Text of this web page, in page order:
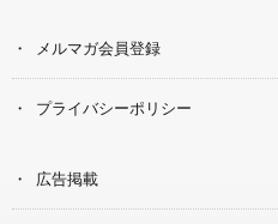
メルマガ会員登録
プライバシーポリシー
広告掲載